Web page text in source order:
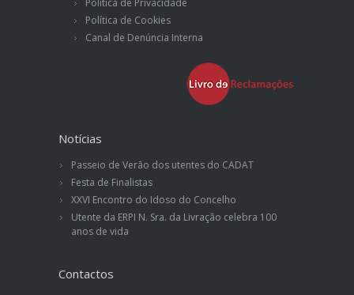
Política de Privacidade
Política de Cookies
Canal de Denúncia Interna
Notícias
Passeio de Verão dos utentes do CADAT
Festa de Finalistas
XXVI Encontro do Idoso do Concelho
Utente da ERPI N. Sra. da Livração celebra 100
anos de vida
Contactos